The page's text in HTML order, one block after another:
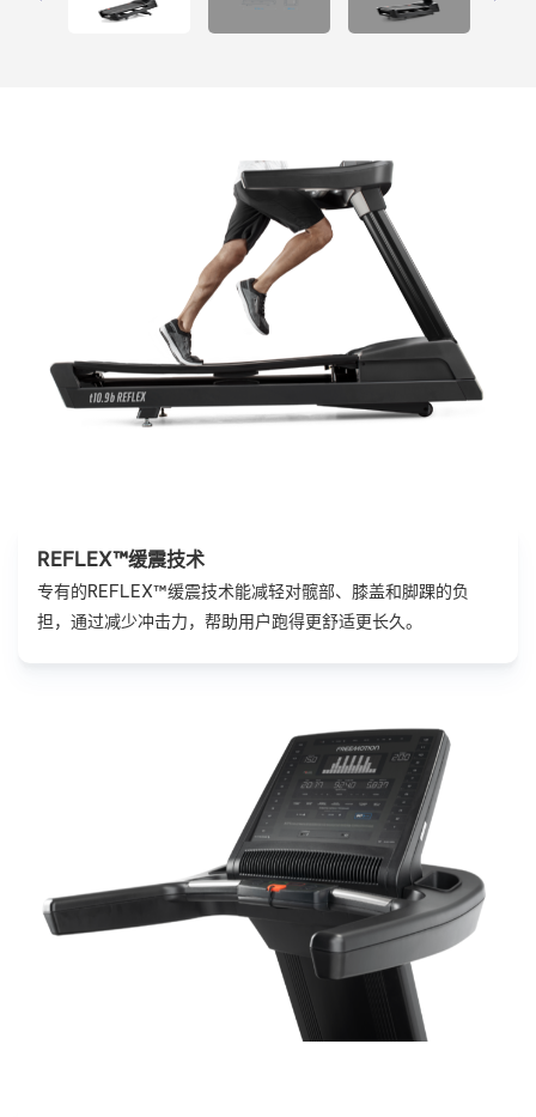
REFLEX™缓震技术
专有的REFLEX™缓震技术能减轻对髋部、膝盖和脚踝的负
担，通过减少冲击力，帮助用户跑得更舒适更长久。